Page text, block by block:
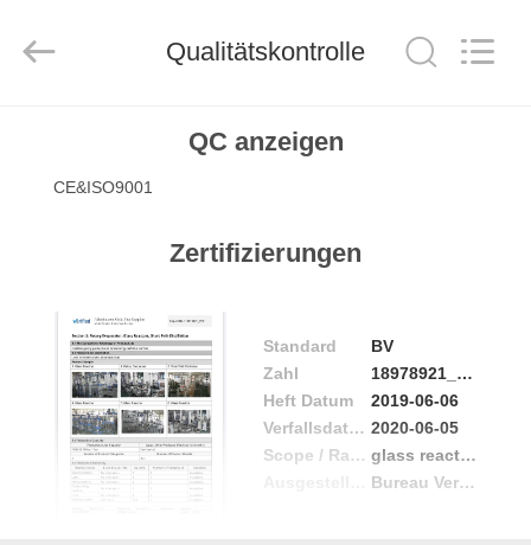
PRODUKTE
UNS
FABRIK-
AUSFLUG
QUALITÄTSKONTROLLE
Co.,Ltd.
Qualitätskontrolle
QC anzeigen
CE&ISO9001
Zertifizierungen
Standard
BV
Zahl
18978921_P+T
Heft Datum
2019-06-06
Verfallsdatum 2020-06-05
Scope / Range
glass reactor, rotary evaporator, short path distillation
Bureau Veritas Certification